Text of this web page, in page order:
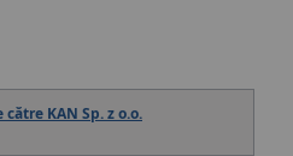
KAN Sp. z o.o.